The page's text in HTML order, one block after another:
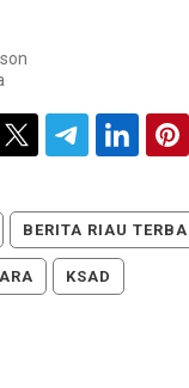
BERITA RIAU
KSAD